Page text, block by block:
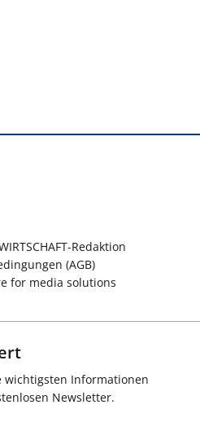
Redaktion
(AGB)
for media solutions
wichtigsten Informationen
Newsletter.